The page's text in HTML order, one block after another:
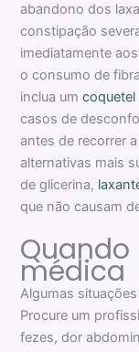
abandono dos
constipação
imediatamente
o consumo de
inclua umcoquetel
casos de
antes de recorrer
alternativas mais
de glicerina,
que não causam
médica
Algumas
Procure um
fezes, dor